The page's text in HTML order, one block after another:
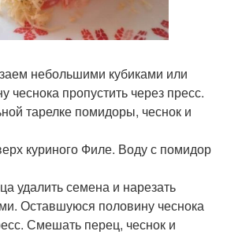
небольшими кубиками или
чеснока пропустить через пресс.
тарелке помидоры, чеснок и
куриного Филе. Воду с помидор
удалить семена и нарезать
Оставшуюся половину чеснока
Смешать перец, чеснок и